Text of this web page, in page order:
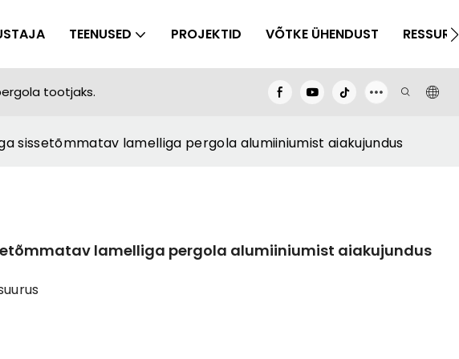
TEENUSED PROJEKTID VÕTKE ÜHENDUST
tootjaks.
sissetõmmatav lamelliga pergola alumiiniumist aiakujundus
lamelliga pergola alumiiniumist aiakujundus